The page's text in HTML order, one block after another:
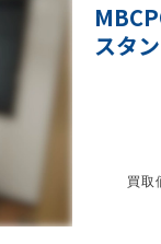
スタ
買取